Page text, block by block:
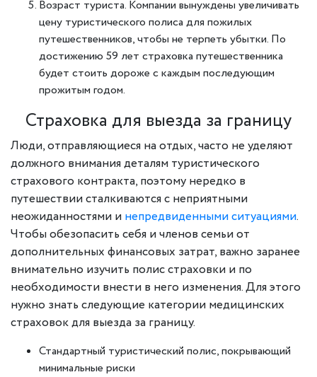
Возраст туриста. Компании вынуждены увеличивать
цену туристического полиса для пожилых
путешественников, чтобы не терпеть убытки. По
достижению 59 лет страховка путешественника
будет стоить дороже с каждым последующим
прожитым годом.
Страховка для выезда за границу
Люди, отправляющиеся на отдых, часто не уделяют
должного внимания деталям туристического
страхового контракта, поэтому нередко в
путешествии сталкиваются с неприятными
неожиданностями и непредвиденными ситуациями.
Чтобы обезопасить себя и членов семьи от
дополнительных финансовых затрат, важно заранее
внимательно изучить полис страховки и по
необходимости внести в него изменения. Для этого
нужно знать следующие категории медицинских
страховок для выезда за границу.
Стандартный туристический полис, покрывающий
минимальные риски